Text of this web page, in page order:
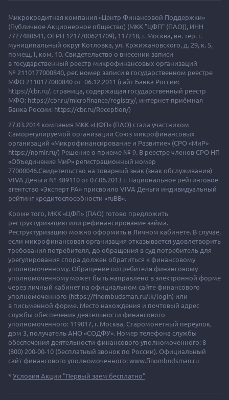
Микрокредитная компания «Центр Финансовой Поддержки»
(Публичное Акционерное общество) (МКК "ЦФП" (ПАО)), ИНН
7727480641, ОГРН 1217700621709), 117218, г. Москва, вн. тер. г.
муниципальный округ Котловка, ул. Кржижановского, д. 29, к. 5,
помещ. I, ком. 10. Свидетельство о внесении записи
в государственный реестр микрофинансовых организаций
№ 2110177000840, рег. номер записи в государственном реестре
МФО 2110177000840 от 06.12.2011 (сайт Банка России:
https://cbr.ru/, страница, содержащая государственный реестр
МФО: https://cbr.ru/microfinance/registry/, интернет-приёмная
Банка России: https://cbr.ru/Reception/)
27.03.2014 компания МКК «ЦФП» (ПАО) стала участником
Саморегулируемой организации Союз микрофинансовых
организаций «Микрофинансирование и Развитие» (СРО «МиР»
https://npmir.ru/) Решение о приеме № 9. В реестре членов СРО НП
«Объединение МиР» регистрационный номер
77000046.Свидетельство на товарный знак (знак обслуживания)
VIVA Деньги № 489110 от 07.06.2013 г. Национальное рейтинговое
агентство «Эксперт РА» присвоило VIVA Деньги индивидуальный
рейтинг кредитоспособности «ruBB».
Кроме того, МКК «ЦФП» (ПАО) готово предложить
реструктуризацию или рефинансирование займа.
Реструктуризацию можно оформить в Личном кабинете. В случае,
если микрофинансовая организация отказывается удовлетворить
требования потребителя, до обращения в суд потребитель для
урегулирования спора должен обратиться к финансовому
уполномоченному. Обращение потребителя финансовому
уполномоченному может быть направлено в электронной форме
через личный кабинет на официальном сайте финансового
уполномоченного (https://finombudsman.ru/lk/login) или
в письменной форме. Место нахождения и почтовый адрес
службы обеспечения деятельности финансового
уполномоченного: 119017, г. Москва, Старомонетный переулок,
дом 3, получатель АНО «СОДФУ». Номер телефона службы
обеспечения деятельности финансового уполномоченного: 8
(800) 200-00-10 (бесплатный звонок по России). Официальный
сайт финансового уполномоченного: www.finombudsman.ru
*Условия Акции "Первый заем бесплатно"